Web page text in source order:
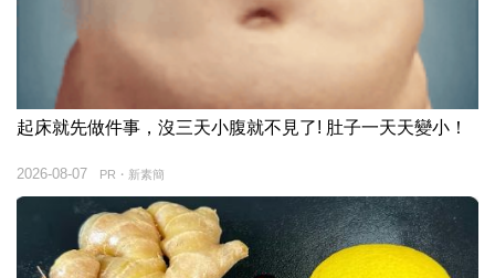
起床就先做件事，沒三天小腹就不見了! 肚子一天天變小！
PR・新素簡
2026-08-07